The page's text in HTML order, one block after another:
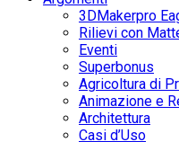
3DMakerpro
Rilievi con
Eventi
Superbonus
Agricoltura di
Animazione e
Architettura
Casi d’Uso